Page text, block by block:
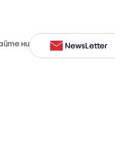
ни NewsLetter